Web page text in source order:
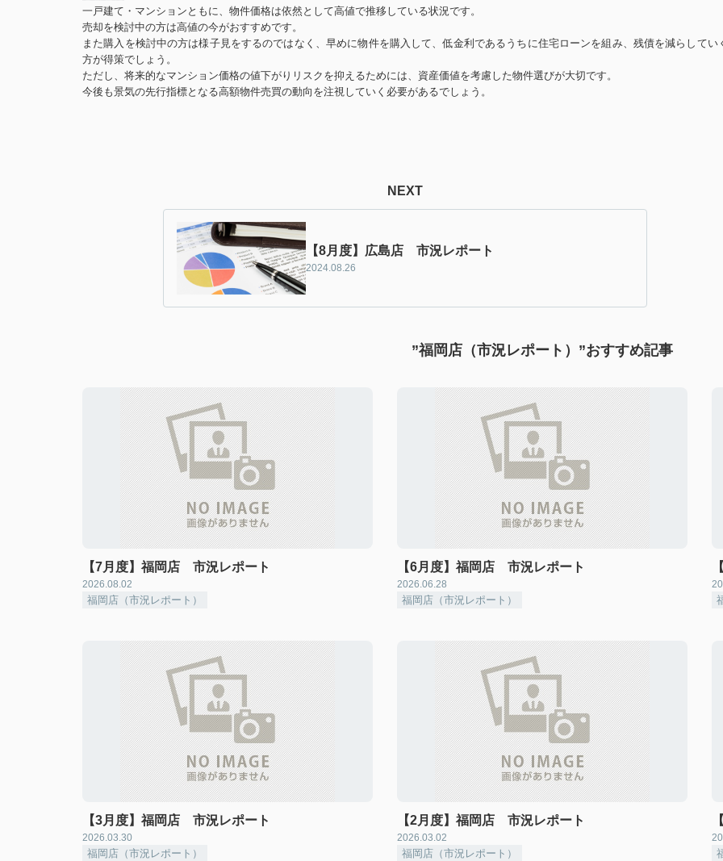
一戸建て・マンションともに、物件価格は依然として高値で推移している状況です。
売却を検討中の方は高値の今がおすすめです。
また購入を検討中の方は様子見をするのではなく、早めに物件を購入して、低金利であるうちに住宅ローンを組み、残債を減らしてい
方が得策でしょう。
ただし、将来的なマンション価格の値下がりリスクを抑えるためには、資産価値を考慮した物件選びが大切です。
今後も景気の先行指標となる高額物件売買の動向を注視していく必要があるでしょう。
NEXT
【8月度】広島店 市況レポート
2024.08.26
”福岡店（市況レポート）”おすすめ記事
【7月度】福岡店 市況レポート
2026.08.02
福岡店（市況レポート）
【6月度】福岡店 市況レポート
2026.06.28
福岡店（市況レポート）
【3月度】福岡店 市況レポート
2026.03.30
福岡店（市況レポート）
【2月度】福岡店 市況レポート
2026.03.02
福岡店（市況レポート）